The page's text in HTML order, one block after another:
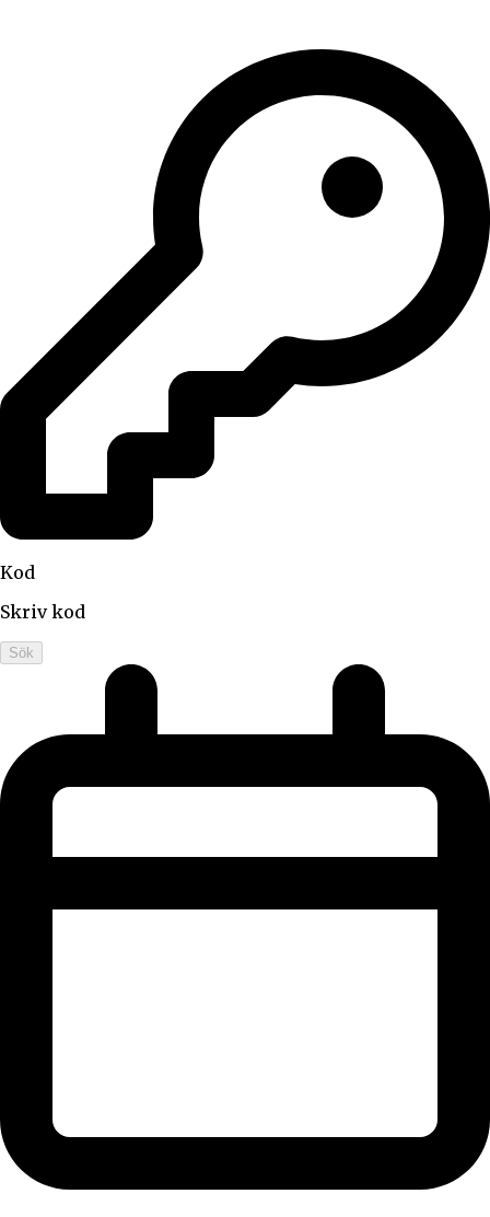
Kod
Skriv kod
Sök